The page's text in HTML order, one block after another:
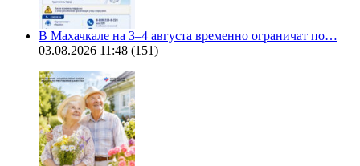
В Махачкале на 3–4 августа временно ограничат по…
03.08.2026 11:48 (151)